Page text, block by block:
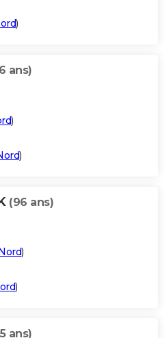
)
ans)
)
)
(96 ans)
)
)
ans)